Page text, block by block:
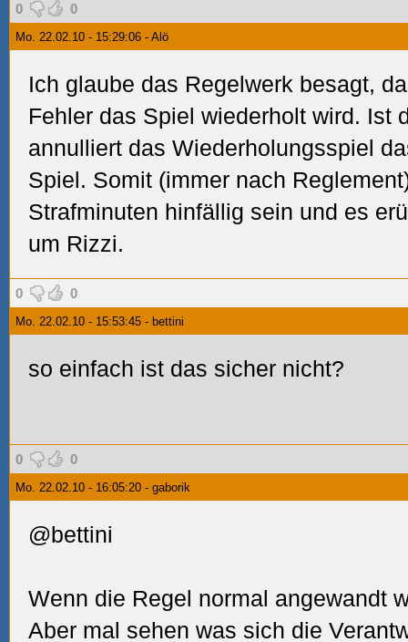
0 0
Mo. 22.02.10 - 15:29:06 - Alö
Ich glaube das Regelwerk besagt,
Fehler das Spiel wiederholt wird. Ist
annulliert das Wiederholungsspiel
Spiel. Somit (immer nach
Strafminuten hinfällig sein und es
um Rizzi.
0 0
Mo. 22.02.10 - 15:53:45 - bettini
so einfach ist das sicher nicht?
0 0
Mo. 22.02.10 - 16:05:20 - gaborik
@bettini
Wenn die Regel normal angewandt
Aber mal sehen was sich die